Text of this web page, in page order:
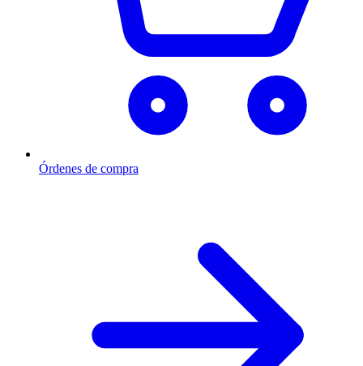
Órdenes de compra